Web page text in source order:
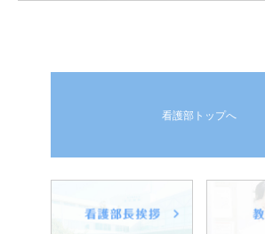
看護部トップへ